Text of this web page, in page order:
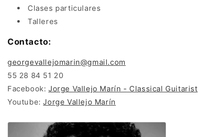
Clases particulares
Talleres
Contacto:
georgevallejomarin@gmail.com
55 28 84 51 20
Facebook: Jorge Vallejo Marín - Classical Guitarist
Youtube:Jorge Vallejo Marín